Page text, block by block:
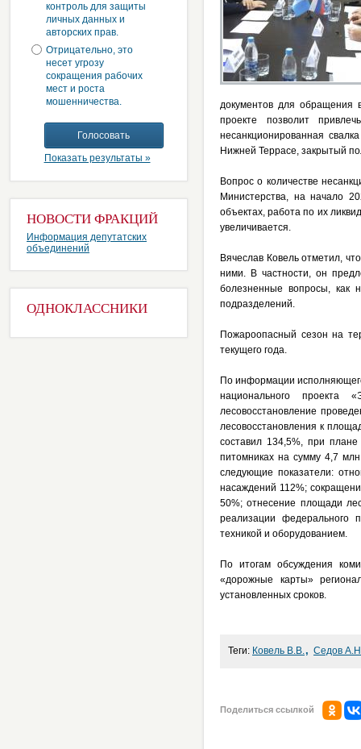
контроль для защиты
личных данных и
авторских прав.
Отрицательно, это
несет угрозу
сокращения рабочих
мест и роста
мошенничества.
Показать результаты »
НОВОСТИ ФРАКЦИЙ
Информация депутатских
объединений
ОДНОКЛАССНИКИ
документов для обращения
проекте позволит
несанкционированная
Нижней Террасе, закрытый
Вопрос о количестве
Министерства, на начало
объектах, работа по их
увеличивается.
Вячеслав Ковель отметил,
ними. В частности, он
болезненные вопросы, как
подразделений.
Пожароопасный сезон на
текущего года.
По информации
национального проекта
лесовосстановление
лесовосстановления к
составил 134,5%, при
питомниках на сумму 4,7
следующие показатели:
насаждений 112%;
50%; отнесение площади
реализации федерального
техникой и оборудованием.
По итогам обсуждения
«дорожные карты»
установленных сроков.
Теги: Ковель В.В., Седов
Поделиться ссылкой